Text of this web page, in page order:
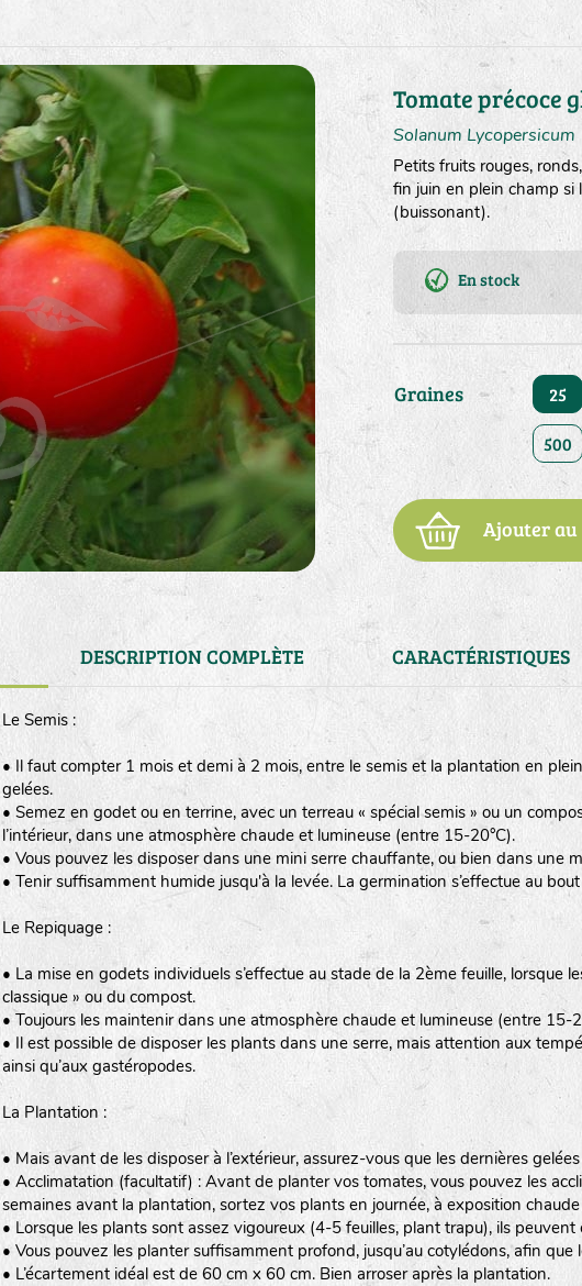
Tomate précoce
Solanum Lycopersicum
Petits fruits rouges,
fin juin en plein champ si
(buissonant).
En stock
Graines 25
500
Ajouter
DESCRIPTION COMPLÈTE CARACTÉRISTIQUES
Le Semis :
• Il faut compter 1 mois et demi à 2 mois, entre le semis et la plantation en
gelées.
• Semez en godet ou en terrine, avec un terreau « spécial semis » ou un
l’intérieur, dans une atmosphère chaude et lumineuse (entre 15-20°C).
• Vous pouvez les disposer dans une mini serre chauffante, ou bien dans une
• Tenir suffisamment humide jusqu'à la levée. La germination s’effectue au
Le Repiquage :
• La mise en godets individuels s’effectue au stade de la 2ème feuille,
classique » ou du compost.
• Toujours les maintenir dans une atmosphère chaude et lumineuse (entre 15-
• Il est possible de disposer les plants dans une serre, mais attention aux
ainsi qu’aux gastéropodes.
La Plantation :
• Mais avant de les disposer à l’extérieur, assurez-vous que les dernières
• Acclimatation (facultatif) : Avant de planter vos tomates, vous pouvez les
semaines avant la plantation, sortez vos plants en journée, à exposition
• Lorsque les plants sont assez vigoureux (4-5 feuilles, plant trapu), ils
• Vous pouvez les planter suffisamment profond, jusqu’au cotylédons, afin
• L’écartement idéal est de 60 cm x 60 cm. Bien arroser après la plantation.